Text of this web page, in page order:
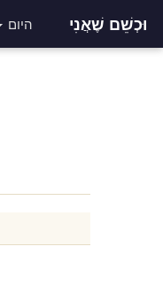
וּכְשֵׁם שֶׁאֲנִי היום